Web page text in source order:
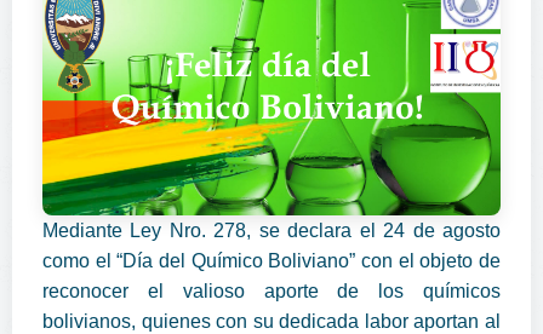
Mediante Ley Nro. 278, se declara el 24 de agosto
como el “Día del Químico Boliviano” con el objeto de
reconocer el valioso aporte de los químicos
bolivianos, quienes con su dedicada labor aportan al